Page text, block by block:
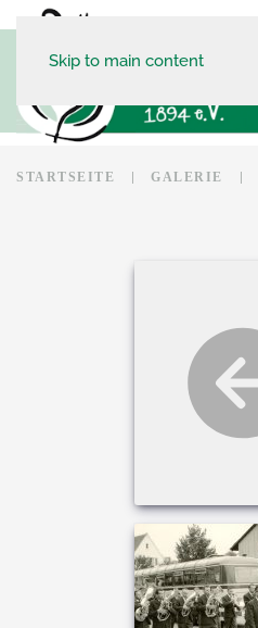
Skip to main content
STARTSEITE GALERIE